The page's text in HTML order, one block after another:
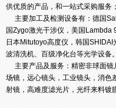
供优质的产品，和一站式采购服务；
主要加工及检测设备有：德国
国Zygo激光干涉仪，美国Lambda
日本Mitutoyo高度仪，韩国
波清洗机、百级净化台等光学设备。
主要产品及服务：精密非球面镜
场镜，远心镜头，工业镜头，消色
射镜，高难度滤光片，光纤来料镀